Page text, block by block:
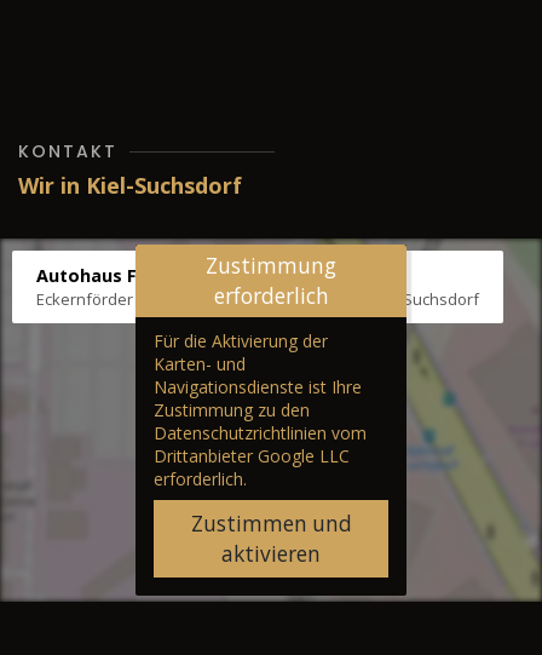
KONTAKT
Wir in Kiel-Suchsdorf
Autohaus Fräter
Eckernförder Str. /Klausbrooker Weg 1, 24107 Kiel-Suchsdorf
Zustimmung
erforderlich
Für die Aktivierung der
Karten- und
Navigationsdienste ist Ihre
Zustimmung zu den
Datenschutzrichtlinien vom
Drittanbieter Google LLC
erforderlich.
Zustimmen und
aktivieren